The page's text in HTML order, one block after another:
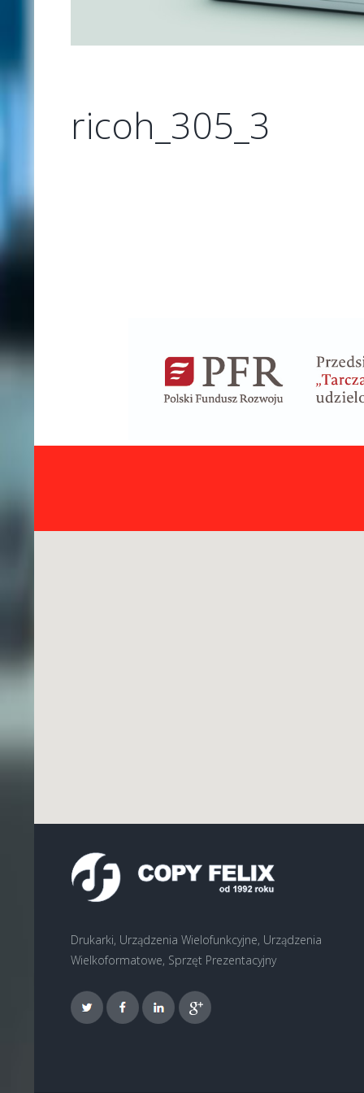
ricoh_305_3
Drukarki, Urządzenia Wielofunkcyjne, Urządzenia
Wielkoformatowe, Sprzęt Prezentacyjny